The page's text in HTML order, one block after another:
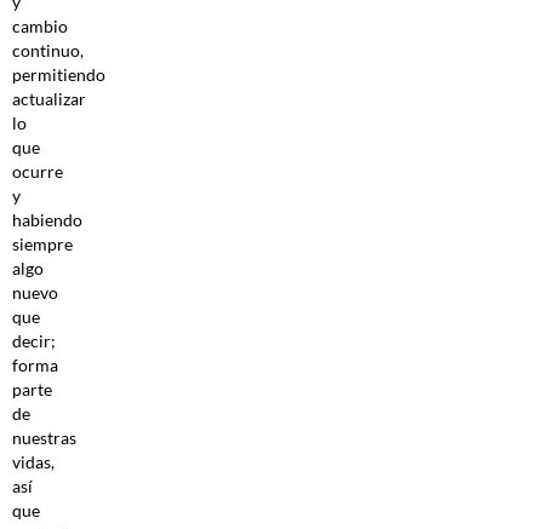
cambio
continuo,
permitiendo
actualizar
lo
que
ocurre
y
habiendo
siempre
algo
nuevo
que
decir;
forma
parte
de
nuestras
vidas,
así
que